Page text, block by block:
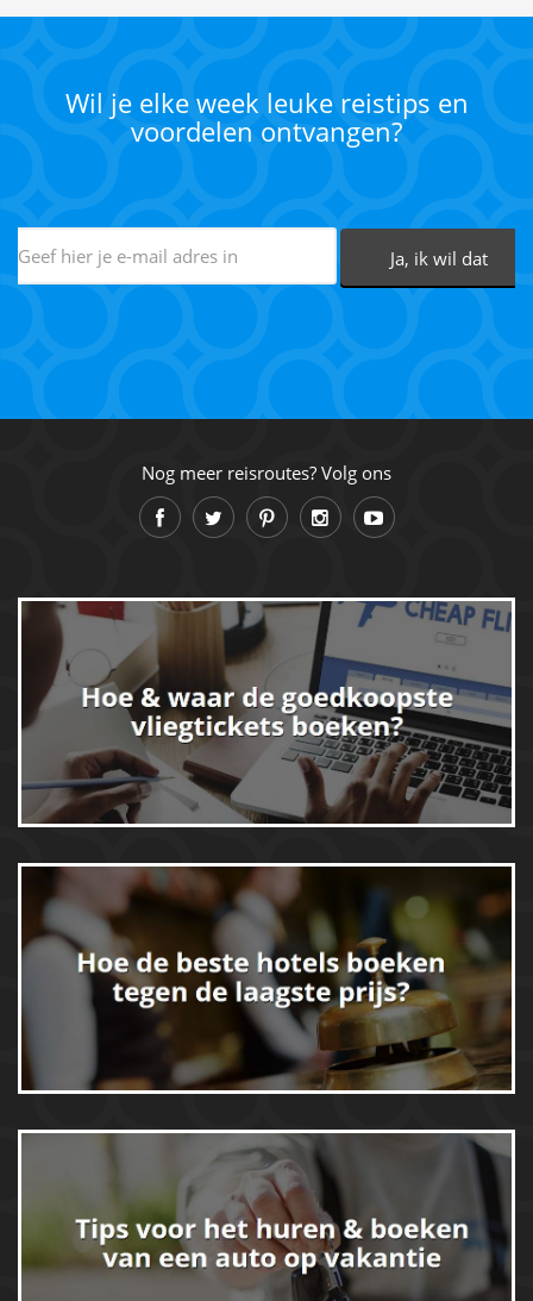
Wil je elke week leuke reistips en
voordelen ontvangen?
Nog meer reisroutes? Volg ons